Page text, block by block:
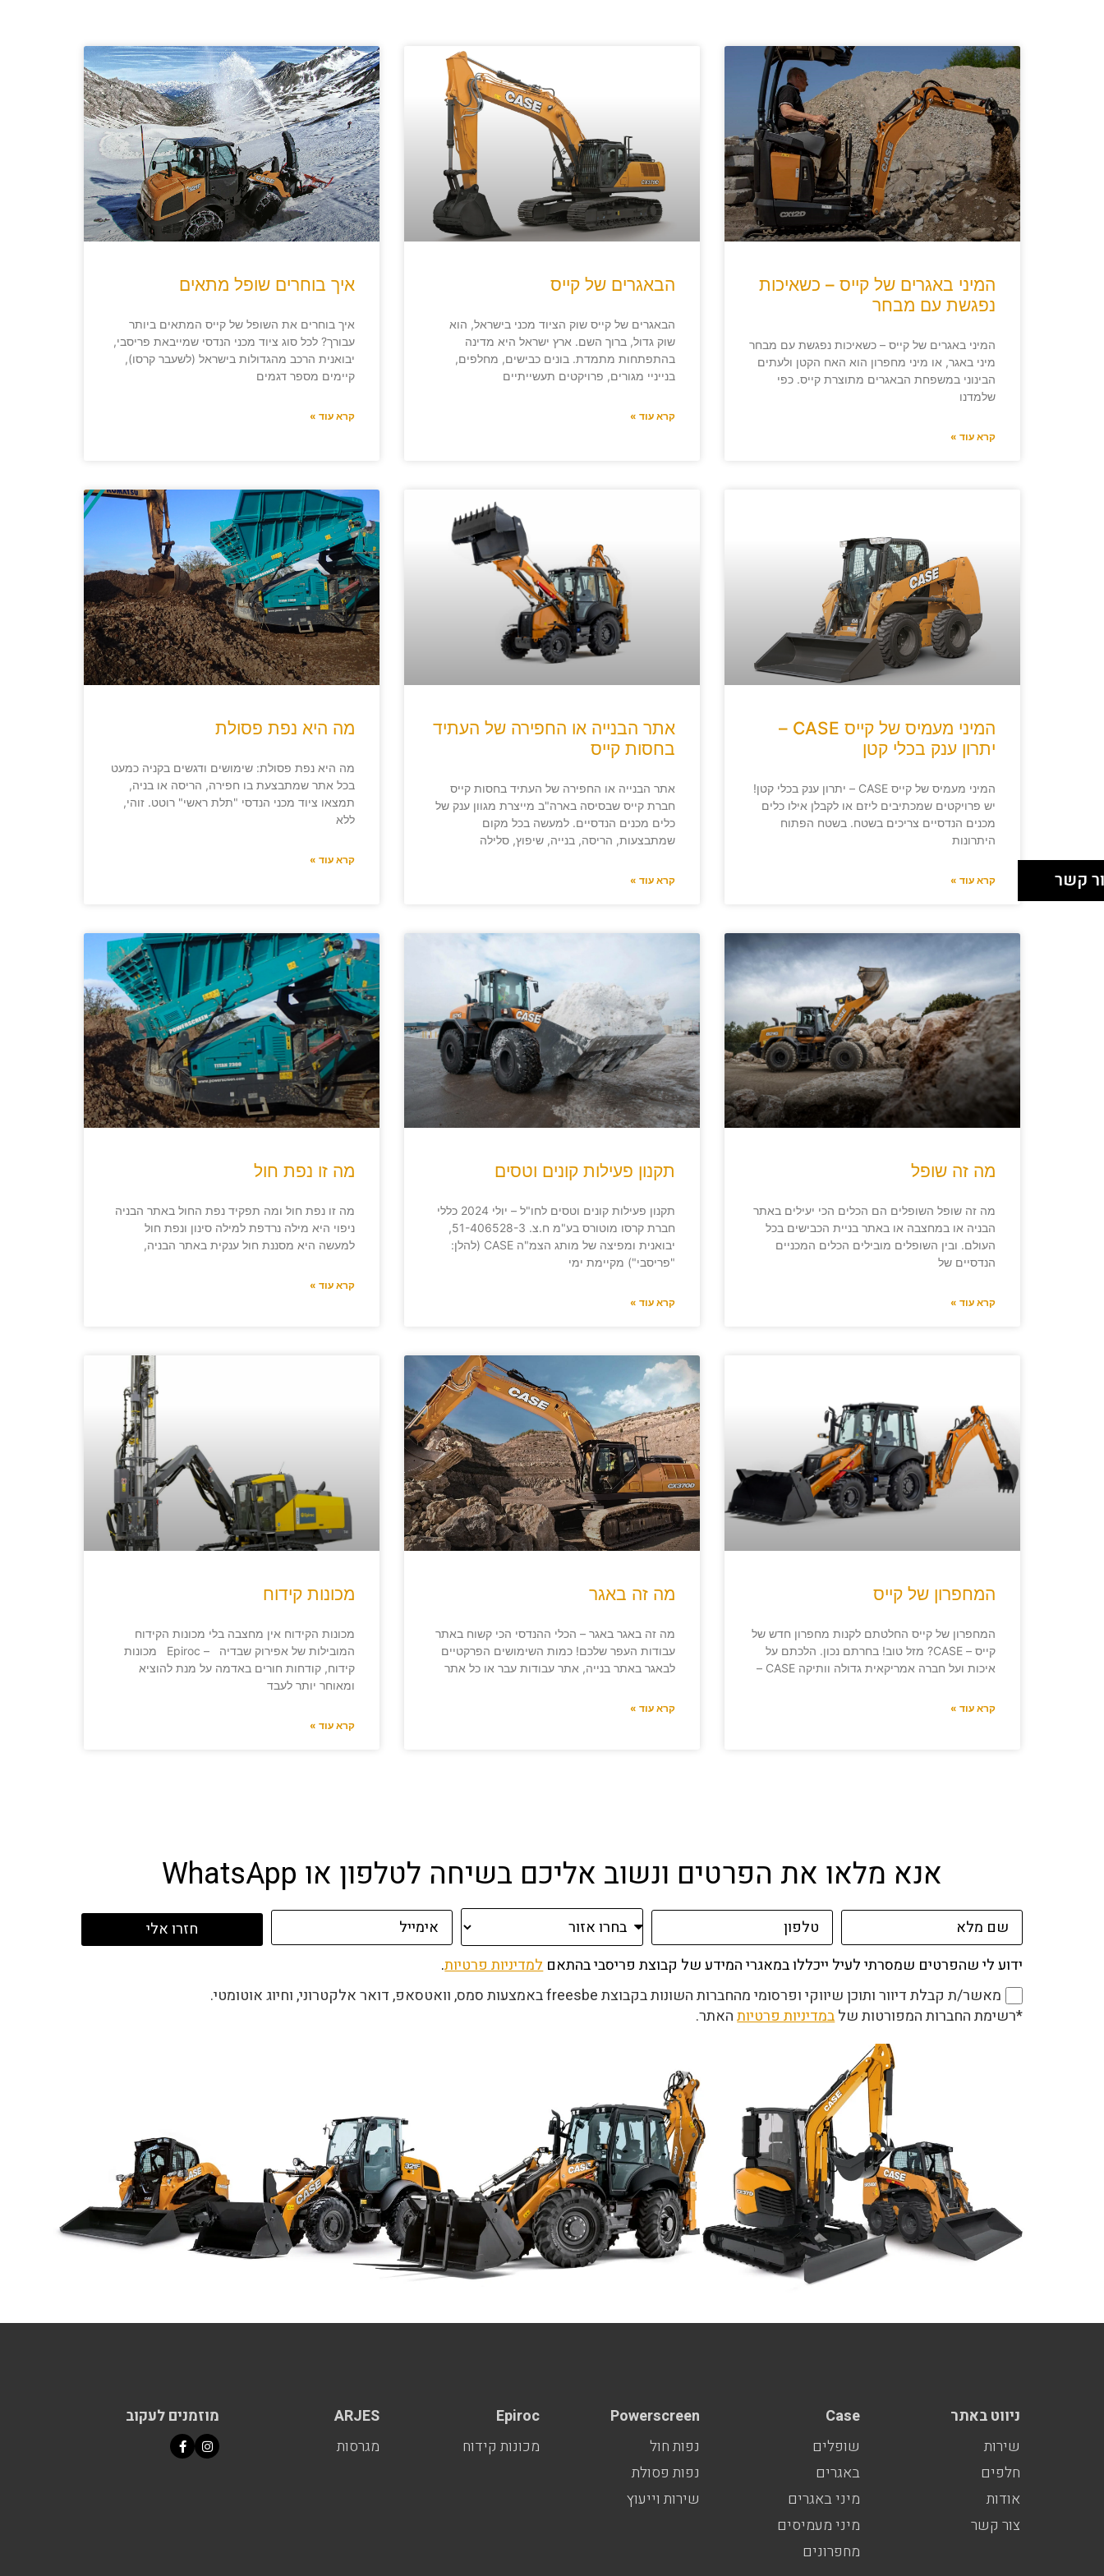
המיני באגרים של קייס – כשאיכות
נפגשת עם מבחר
המיני באגרים של קייס – כשאיכות נפגשת עם מבחר
מיני באגר, או מיני מחפרון הוא האח הקטן ולעתים
הבינוני במשפחת הבאגרים מתוצרת קייס. כפי
שלמדנו
קרא עוד »
הבאגרים של קייס
הבאגרים של קייס שוק הציוד מכני בישראל, הוא
שוק גדול, ברוך השם. ארץ ישראל היא מדינה
בהתפתחות מתמדת. בונים כבישים, מחלפים,
בנייניי מגורים, פרויקטים תעשייתיים
קרא עוד »
איך בוחרים שופל מתאים
איך בוחרים את השופל של קייס המתאים ביותר
עבורך? לכל סוג ציוד מכני הנדסי שמייבאת פריסבי,
יבואנית הרכב מהגדולות בישראל (לשעבר קרסו),
קיימים מספר דגמים
קרא עוד »
המיני מעמיס של קייס CASE –
יתרון ענק בכלי קטן
המיני מעמיס של קייס CASE – יתרון ענק בכלי קטן!
יש פרויקטים שמכתיבים ליזם או לקבלן אילו כלים
מכנים הנדסיים צריכים בשטח. בשטח הפתוח
היתרונות
קרא עוד »
אתר הבנייה או החפירה של העתיד
בחסות קייס
אתר הבנייה או החפירה של העתיד בחסות קייס
חברת קייס שבסיסה בארה"ב מייצרת מגוון ענק של
כלים מכנים הנדסיים. למעשה בכל מקום
שמתבצעות, הריסה, בנייה, שיפוץ, סלילה
קרא עוד »
מה היא נפת פסולת
מה היא נפת פסולת: שימושים ודגשים בקניה כמעט
בכל אתר שמתבצעת בו חפירה, הריסה או בניה,
תמצאו ציוד מכני הנדסי "תלת ראשי" רוטט. זוהי,
ללא
קרא עוד »
מה זה שופל
מה זה שופל השופלים הם הכלים הכי יעילים באתר
הבניה או במחצבה או באתר בניית הכבישים בכל
העולם. ובין השופלים מובילים הכלים המכניים
הנדסיים של
קרא עוד »
תקנון פעילות קונים וטסים
תקנון פעילות קונים וטסים לחו"ל – יולי 2024 כללי
חברת קרסו מוטורס בע"מ ח.צ. 51-406528-3,
יבואנית ומפיצה של מותג הצמ"ה CASE (להלן:
"פריסבי") מקיימת ימי
קרא עוד »
מה זו נפת חול
מה זו נפת חול ומה תפקיד נפת החול באתר הבניה
ניפוי היא מילה נרדפת למילה סינון ונפת חול
למעשה היא מסננת חול ענקית באתר הבניה,
קרא עוד »
המחפרון של קייס
המחפרון של קייס החלטתם לקנות מחפרון חדש של
קייס – CASE? מזל טוב! בחרתם נכון. הלכתם על
איכות ועל חברה אמריקאית גדולה וותיקה CASE –
קרא עוד »
מה זה באגר
מה זה באגר באגר – הכלי ההנדסי הכי קשוח באתר
עבודות העפר שלכם! כמות השימושים הפרקטיים
לבאגר באתר בנייה, אתר עבודות עבר או כל אתר
קרא עוד »
מכונות קידוח
מכונות הקידוח אין מחצבה בלי מכונות הקידוח
המובילות של אפירוק שבדיה – Epiroc מכונות
קידוח, קודחות חורים באדמה על מנת להוציא
ומאוחר יותר לעבד
קרא עוד »
קשר
אנא מלאו את הפרטים ונשוב אליכם בשיחה לטלפון או WhatsApp
ידוע לי שהפרטים שמסרתי לעיל ייכללו במאגרי המידע של קבוצת פריסבי בהתאםלמדיניות פרטיות.
מאשר/ת קבלת דיוור ותוכן שיווקי ופרסומי מהחברות השונות בקבוצת freesbe באמצעות סמס, וואטסאפ, דואר אלקטרוני, וחיוג אוטומטי.
*רשימת החברות המפורטות שלבמדיניות פרטיותהאתר.
חזרו אלי
ניווט באתר
שירות
חלפים
אודות
צור קשר
Case
שופלים
באגרים
מיני באגרים
מיני מעמיסים
מחפרונים
Powerscreen
נפות חול
נפות פסולת
שירות וייעוץ
Epiroc
מכונות קידוח
ARJES
מגרסות
מוזמנים לעקוב